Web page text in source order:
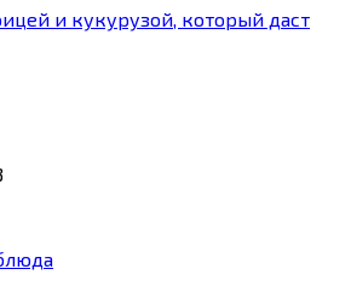
и кукурузой, который даст